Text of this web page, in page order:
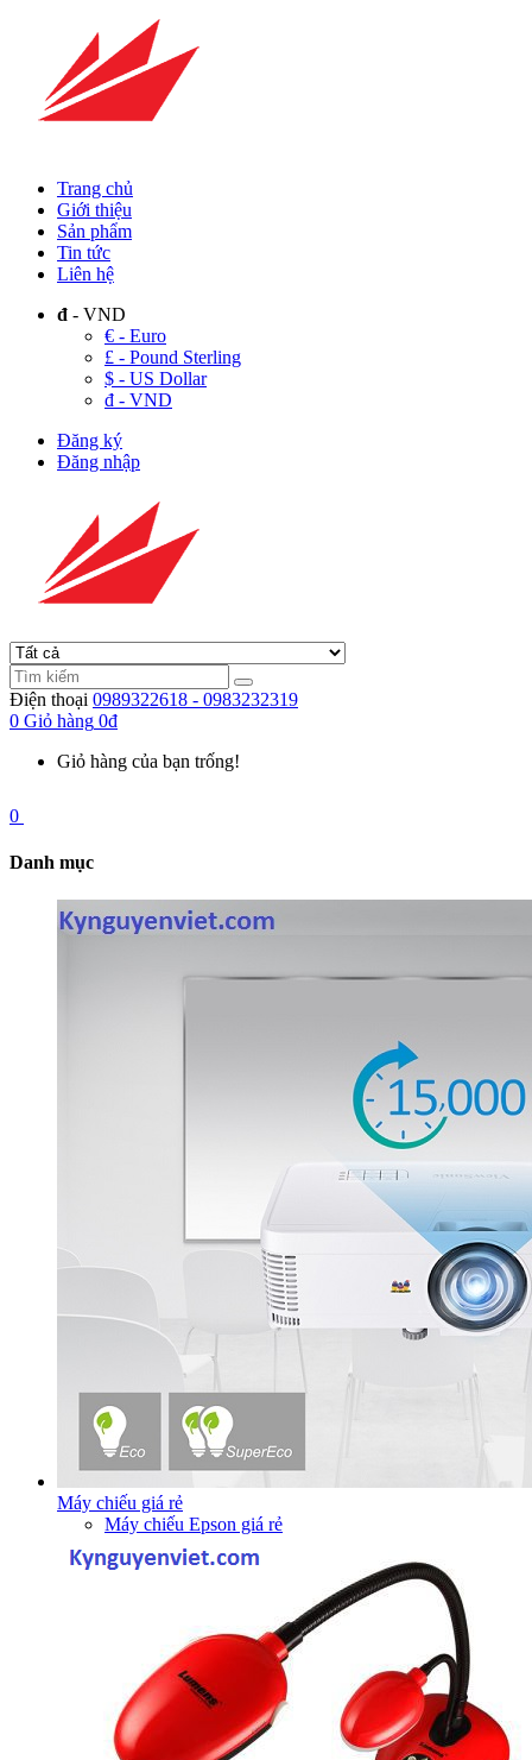
Trang chủ
Giới thiệu
Sản phẩm
Tin tức
Liên hệ
đ - VND
€ - Euro
£ - Pound Sterling
$ - US Dollar
đ - VND
Đăng ký
Đăng nhập
Điện thoại 0989322618 - 0983232319
0 Giỏ hàng 0đ
Giỏ hàng của bạn trống!
0
Danh mục
Máy chiếu giá rẻ
Máy chiếu Epson giá rẻ